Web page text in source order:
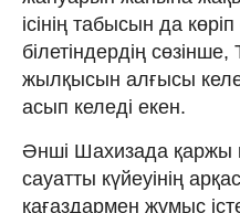
ісінің табысын да
білетіндердің сөзінше,
жылқысын алғысы
асып келеді екен.
Әнші Шахизада қаржы
сауатты күйеуінің
қағаздармен жұмыс